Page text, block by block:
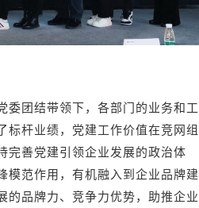
委团结带领下，各部门的业务和工
标杆业绩，党建工作价值在竞网组
完善党建引领企业发展的政治体
模范作用，有机融入到企业品牌建
的品牌力、竞争力优势，助推企业